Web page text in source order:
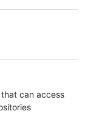
can access